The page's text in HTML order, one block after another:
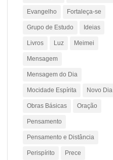
Evangelho Fortaleça-se
Grupo de Estudo Ideias
Livros Luz Meimei
Mensagem
Mensagem do Dia
Mocidade Espírita Novo Dia
Obras Básicas Oração
Pensamento
Pensamento e Distância
Perispírito Prece